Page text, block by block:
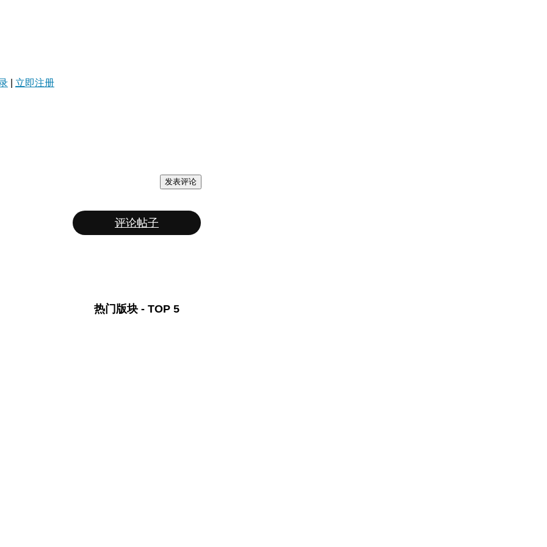
立即注册
发表评论
评论帖子
热门版块 - TOP 5